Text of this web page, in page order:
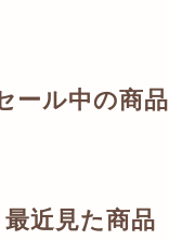
ール中の商品
最近見た商品